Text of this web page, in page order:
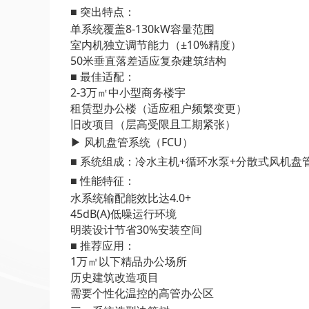
■ 突出特点：
单系统覆盖8-130kW容量范围
室内机独立调节能力（±10%精度）
50米垂直落差适应复杂建筑结构
■ 最佳适配：
2-3万㎡中小型商务楼宇
租赁型办公楼（适应租户频繁变更）
旧改项目（层高受限且工期紧张）
▶ 风机盘管系统（FCU）
■ 系统组成：冷水主机+循环水泵+分散式风机盘
■ 性能特征：
水系统输配能效比达4.0+
45dB(A)低噪运行环境
明装设计节省30%安装空间
■ 推荐应用：
1万㎡以下精品办公场所
历史建筑改造项目
需要个性化温控的高管办公区